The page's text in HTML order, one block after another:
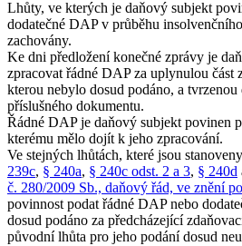
Lhůty, ve kterých je daňový subjekt
dodatečné DAP v průběhu
zachovány.
Ke dni předložení konečné zprávy je
zpracovat řádné DAP za uplynulou část
kterou nebylo dosud podáno, a tvrzenou
příslušného dokumentu.
Řádné DAP je daňový subjekt povinen
kterému mělo dojít k jeho zpracování.
Ve stejných lhůtách, které jsou
239c, § 240a, § 240c odst. 2 a 3, § 240d
č. 280/2009 Sb., daňový řád, ve znění
povinnost podat řádné DAP nebo
dosud podáno za předcházející
původní lhůta pro jeho podání dosud